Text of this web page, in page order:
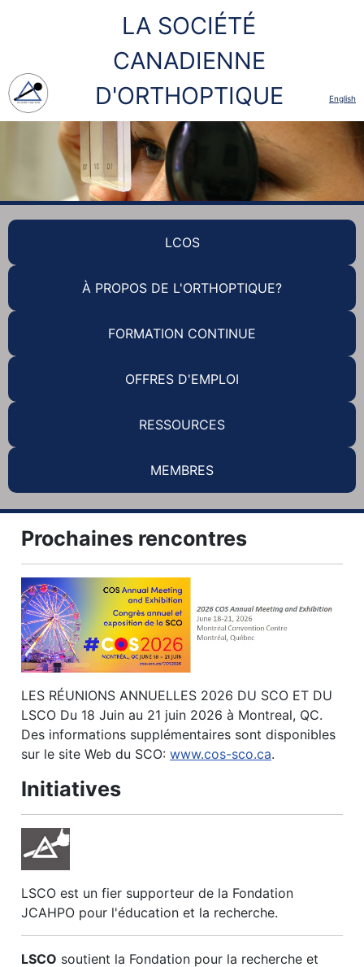
LA SOCIÉTÉ
CANADIENNE
D'ORTHOPTIQUE
English
LCOS
À PROPOS DE L'ORTHOPTIQUE?
FORMATION CONTINUE
OFFRES D'EMPLOI
RESSOURCES
MEMBRES
Prochaines rencontres
LES RÉUNIONS ANNUELLES 2026 DU SCO ET DU
LSCO Du 18 Juin au 21 juin 2026 à Montreal, QC.
Des informations supplémentaires sont disponibles
sur le site Web du SCO: www.cos-sco.ca.
Initiatives
LSCO est un fier supporteur de la Fondation
JCAHPO pour l'éducation et la recherche.
LSCO soutient la Fondation pour la recherche et